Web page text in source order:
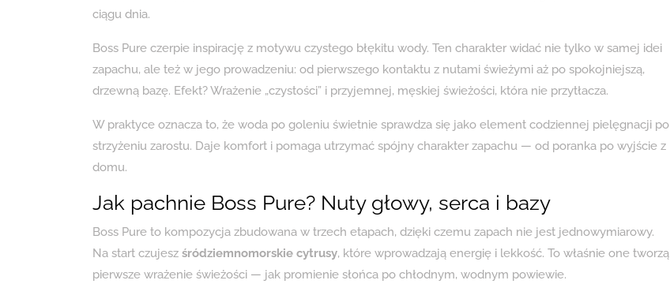
ciągu dnia.
Boss Pure czerpie inspirację z motywu czystego błękitu wody. Ten charakter widać nie tylko w samej idei
zapachu, ale też w jego prowadzeniu: od pierwszego kontaktu z nutami świeżymi aż po spokojniejszą,
drzewną bazę. Efekt? Wrażenie „czystości” i przyjemnej, męskiej świeżości, która nie przytłacza.
W praktyce oznacza to, że woda po goleniu świetnie sprawdza się jako element codziennej pielęgnacji po
strzyżeniu zarostu. Daje komfort i pomaga utrzymać spójny charakter zapachu — od poranka po wyjście z
domu.
Jak pachnie Boss Pure? Nuty głowy, serca i bazy
Boss Pure to kompozycja zbudowana w trzech etapach, dzięki czemu zapach nie jest jednowymiarowy.
Na start czujesz śródziemnomorskie cytrusy, które wprowadzają energię i lekkość. To właśnie one tworzą
pierwsze wrażenie świeżości — jak promienie słońca po chłodnym, wodnym powiewie.